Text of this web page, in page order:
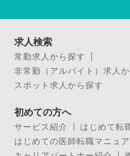
求人検索
常勤求人から探す
非常勤（アルバイト）求人
スポット求人から探す
初めての方へ
サービス紹介
はじめて転
はじめての医師転職マニュ